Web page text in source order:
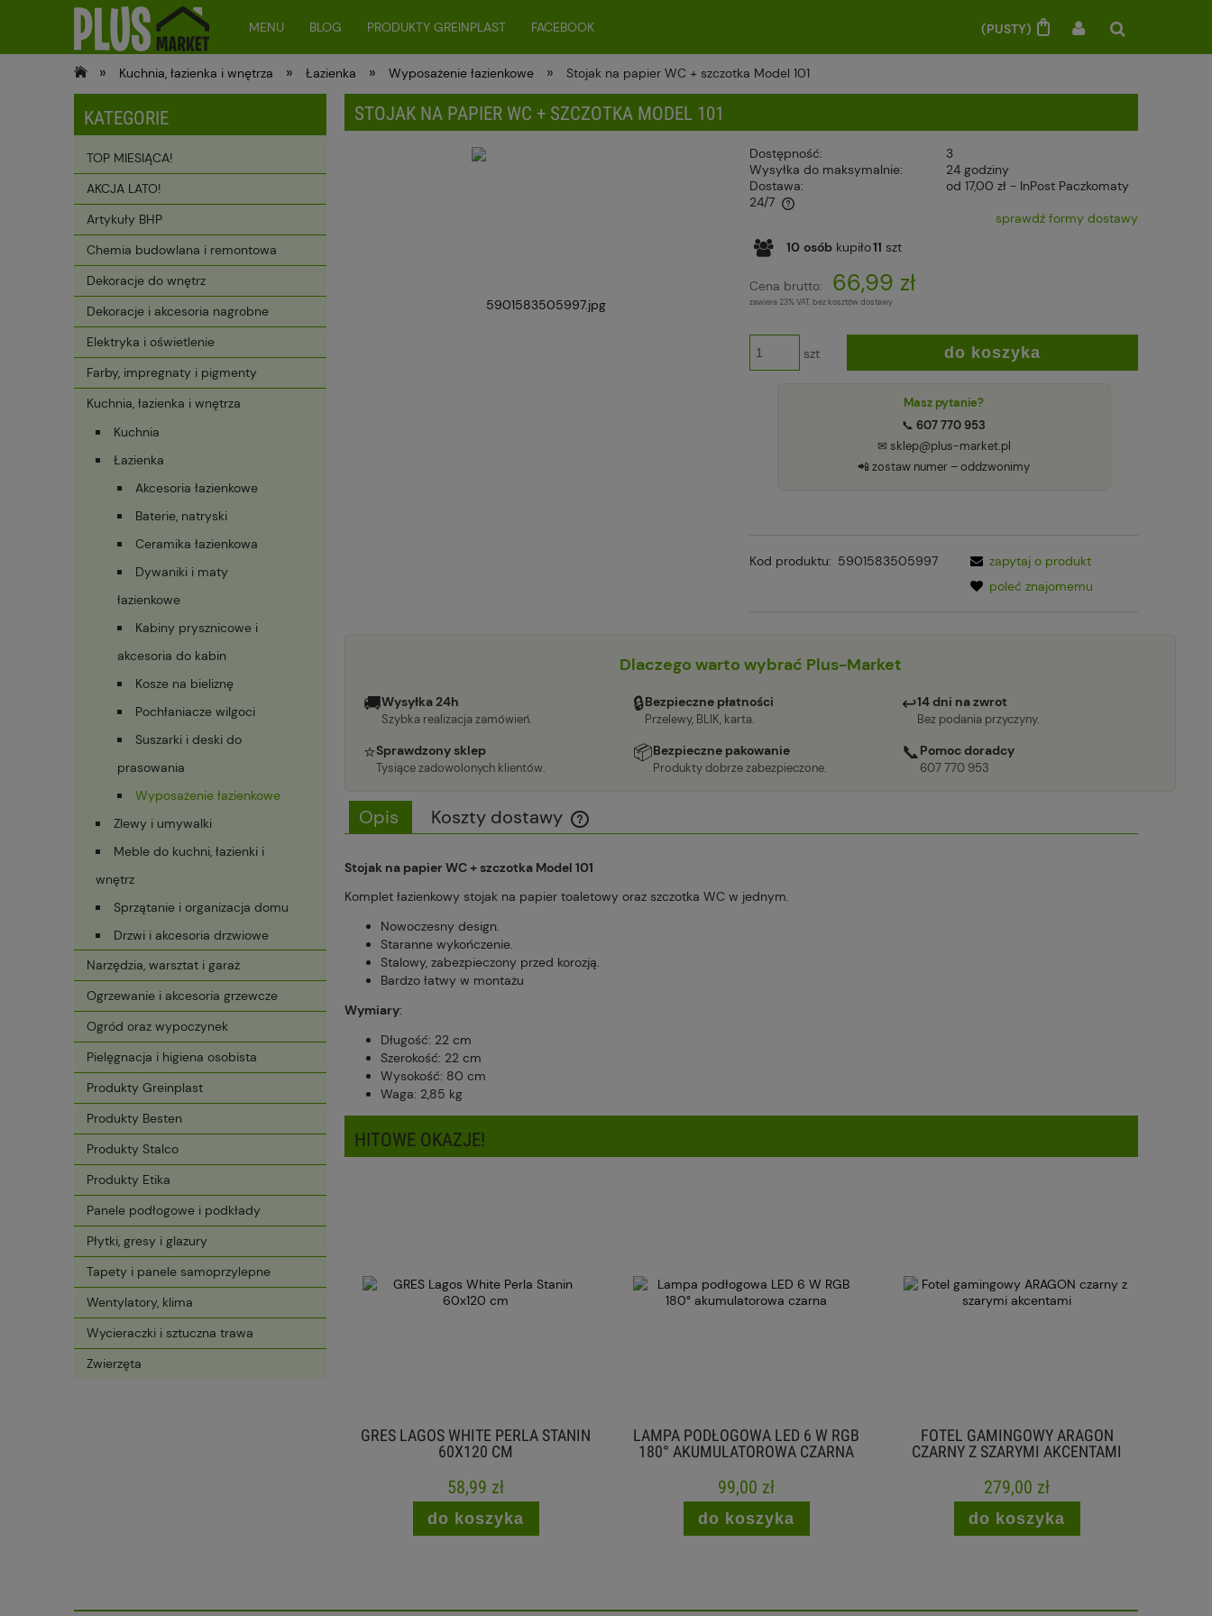
(PUSTY)
MENU BLOG PRODUKTY GREINPLAST FACEBOOK
» Kuchnia, łazienka i wnętrza » Łazienka » Wyposażenie łazienkowe » Stojak na papier WC + szczotka Model 101
KATEGORIE
TOP MIESIĄCA!
AKCJA LATO!
Artykuły BHP
Chemia budowlana i remontowa
Dekoracje do wnętrz
Dekoracje i akcesoria nagrobne
Elektryka i oświetlenie
Farby, impregnaty i pigmenty
Kuchnia, łazienka i wnętrza
Kuchnia
Łazienka
Akcesoria łazienkowe
Baterie, natryski
Ceramika łazienkowa
Dywaniki i maty
łazienkowe
Kabiny prysznicowe i
akcesoria do kabin
Kosze na bieliznę
Pochłaniacze wilgoci
Suszarki i deski do
prasowania
Wyposażenie łazienkowe
Zlewy i umywalki
Meble do kuchni, łazienki i
wnętrz
Sprzątanie i organizacja domu
Drzwi i akcesoria drzwiowe
Narzędzia, warsztat i garaż
Ogrzewanie i akcesoria grzewcze
Ogród oraz wypoczynek
Pielęgnacja i higiena osobista
Produkty Greinplast
Produkty Besten
Produkty Stalco
Produkty Etika
Panele podłogowe i podkłady
Płytki, gresy i glazury
Tapety i panele samoprzylepne
Wentylatory, klima
Wycieraczki i sztuczna trawa
Zwierzęta
STOJAK NA PAPIER WC + SZCZOTKA MODEL 101
Dostępność:
3
Wysyłka do maksymalnie:
24 godziny
Dostawa:
od 17,00 zł - InPost Paczkomaty
24/7
Cena nie zawiera ewentualnych kosztów
sprawdź formy dostawy
10 osób kupiło11 szt
Cena brutto: 66,99 zł
zawiera 23% VAT, bez kosztów dostawy
szt do koszyka
Masz pytanie?
📞607 770 953
✉ sklep@plus-market.pl
📲 zostaw numer – oddzwonimy
Kod produktu: 5901583505997
zapytaj o produkt
poleć znajomemu
Dlaczego warto wybrać Plus-Market
🚚Wysyłka 24h
Szybka realizacja zamówień.
🔒Bezpieczne płatności
Przelewy, BLIK, karta.
↩14 dni na zwrot
Bez podania przyczyny.
⭐Sprawdzony sklep
Tysiące zadowolonych klientów.
📦Bezpieczne pakowanie
Produkty dobrze zabezpieczone.
📞Pomoc doradcy
607 770 953
Opis Koszty dostawy
Cena nie zawiera ewentualnych kosztów
Stojak na papier WC + szczotka Model 101
Komplet łazienkowy stojak na papier toaletowy oraz szczotka WC w jednym.
Nowoczesny design.
Staranne wykończenie.
Stalowy, zabezpieczony przed korozją.
Bardzo łatwy w montażu
Wymiary:
Długość: 22 cm
Szerokość: 22 cm
Wysokość: 80 cm
Waga: 2,85 kg
HITOWE OKAZJE!
GRES LAGOS WHITE PERLA STANIN
60X120 CM
58,99 zł
do koszyka
LAMPA PODŁOGOWA LED 6 W RGB
180° AKUMULATOROWA CZARNA
99,00 zł
do koszyka
FOTEL GAMINGOWY ARAGON
CZARNY Z SZARYMI AKCENTAMI
279,00 zł
do koszyka